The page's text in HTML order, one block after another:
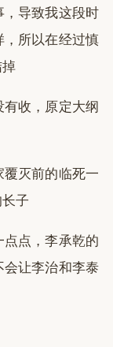
，导致我这段时
，所以在经过慎
收，原定大纲
灭前的临死一
子
点，李承乾的
会让李治和李泰